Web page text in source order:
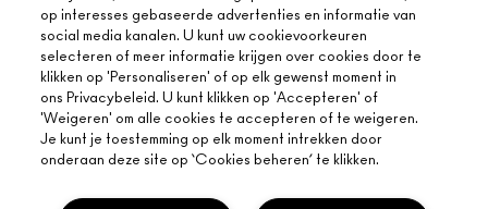
OVER MAC
ONS VERHAAL
ONLINE SHOPPEN
MIJN ACCOUNT
op interesses gebaseerde advertenties en informatie van
social media kanalen. U kunt uw cookievoorkeuren
selecteren of meer informatie krijgen over cookies door te
klikken op 'Personaliseren' of op elk gewenst moment in
ons Privacybeleid. U kunt klikken op 'Accepteren' of
'Weigeren' om alle cookies te accepteren of te weigeren.
Je kunt je toestemming op elk moment intrekken door
onderaan deze site op ‘Cookies beheren’ te klikken.